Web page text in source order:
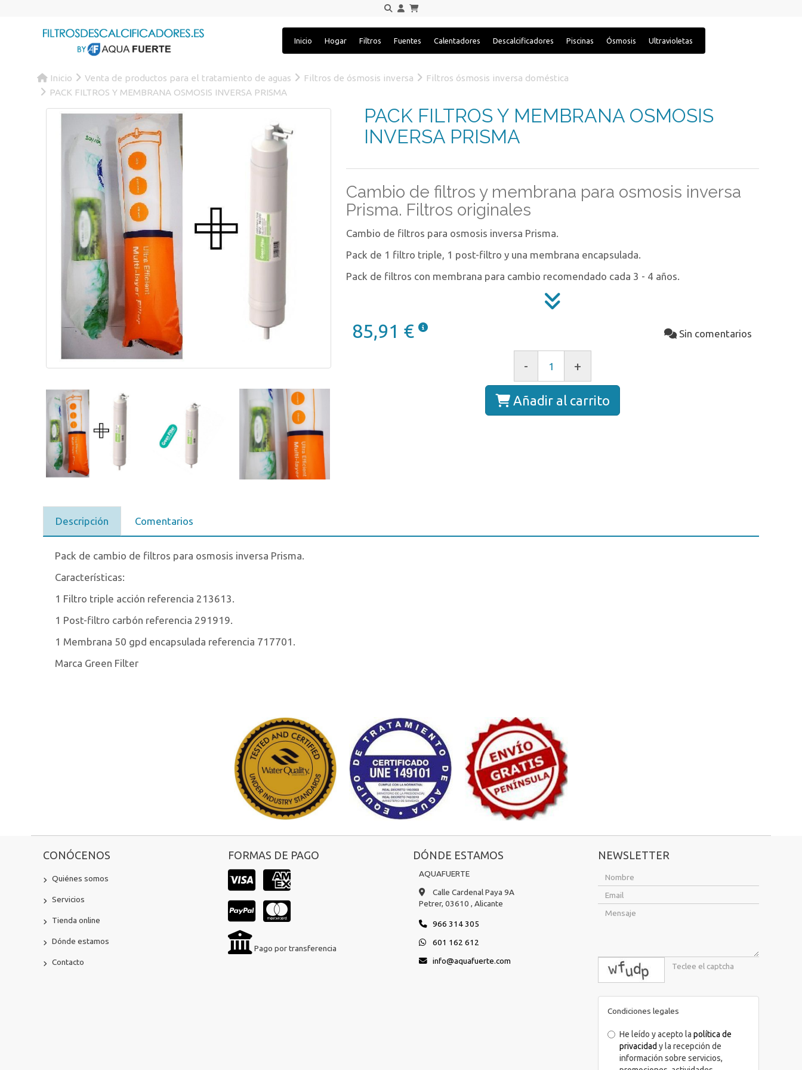
Inicio Hogar Filtros Fuentes Calentadores Descalcificadores Piscinas Ósmosis Ultravioletas
Inicio Venta de productos para el tratamiento de aguas Filtros de ósmosis inversa
Filtros ósmosis inversa doméstica
PACK FILTROS Y MEMBRANA OSMOSIS INVERSA PRISMA
PACK FILTROS Y MEMBRANA OSMOSIS
INVERSA PRISMA
Cambio de filtros y membrana para osmosis inversa
Prisma. Filtros originales
Cambio de filtros para osmosis inversa Prisma.
Pack de 1 filtro triple, 1 post-filtro y una membrana encapsulada.
Pack de filtros con membrana para cambio recomendado cada 3 - 4 años.
85,91 € Sin comentarios
- +
Añadir al carrito
Descripción Comentarios
Pack de cambio de filtros para osmosis inversa Prisma.
Características:
1 Filtro triple acción referencia 213613.
1 Post-filtro carbón referencia 291919.
1 Membrana 50 gpd encapsulada referencia 717701.
Marca Green Filter
CONÓCENOS
Quiénes somos
Servicios
Tienda online
Dónde estamos
Contacto
FORMAS DE PAGO
Pago por transferencia
DÓNDE ESTAMOS
AQUAFUERTE
Calle Cardenal Paya 9A
Petrer, 03610 , Alicante
966 314 305
601 162 612
info
aquafuerte.com
NEWSLETTER
captcha
Condiciones legales
He leído y acepto la política de
privacidad y la recepción de
información sobre servicios,